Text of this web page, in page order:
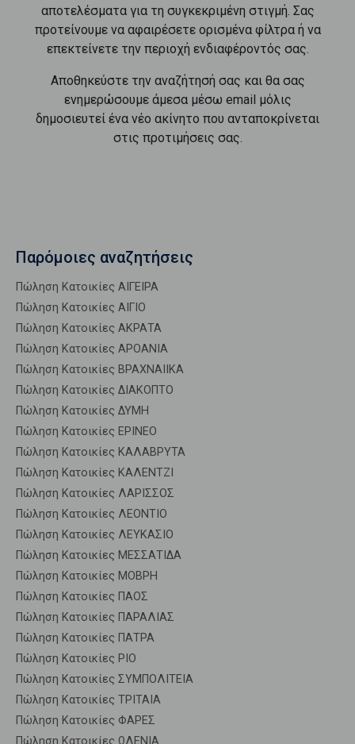
αποτελέσματα για τη συγκεκριμένη στιγμή. Σας
προτείνουμε να αφαιρέσετε ορισμένα φίλτρα ή να
επεκτείνετε την περιοχή ενδιαφέροντός σας.
Αποθηκεύστε την αναζήτησή σας και θα σας
ενημερώσουμε άμεσα μέσω email μόλις
δημοσιευτεί ένα νέο ακίνητο που ανταποκρίνεται
στις προτιμήσεις σας.
Παρόμοιες αναζητήσεις
Πώληση Κατοικίες ΑΙΓΕΙΡΑ
Πώληση Κατοικίες ΑΙΓΙΟ
Πώληση Κατοικίες ΑΚΡΑΤΑ
Πώληση Κατοικίες ΑΡΟΑΝΙΑ
Πώληση Κατοικίες ΒΡΑΧΝΑΙΙΚΑ
Πώληση Κατοικίες ΔΙΑΚΟΠΤΟ
Πώληση Κατοικίες ΔΥΜΗ
Πώληση Κατοικίες ΕΡΙΝΕΟ
Πώληση Κατοικίες ΚΑΛΑΒΡΥΤΑ
Πώληση Κατοικίες ΚΑΛΕΝΤΖΙ
Πώληση Κατοικίες ΛΑΡΙΣΣΟΣ
Πώληση Κατοικίες ΛΕΟΝΤΙΟ
Πώληση Κατοικίες ΛΕΥΚΑΣΙΟ
Πώληση Κατοικίες ΜΕΣΣΑΤΙΔΑ
Πώληση Κατοικίες ΜΟΒΡΗ
Πώληση Κατοικίες ΠΑΟΣ
Πώληση Κατοικίες ΠΑΡΑΛΙΑΣ
Πώληση Κατοικίες ΠΑΤΡΑ
Πώληση Κατοικίες ΡΙΟ
Πώληση Κατοικίες ΣΥΜΠΟΛΙΤΕΙΑ
Πώληση Κατοικίες ΤΡΙΤΑΙΑ
Πώληση Κατοικίες ΦΑΡΕΣ
Πώληση Κατοικίες ΩΛΕΝΙΑ